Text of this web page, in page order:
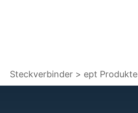
Steckverbinder ept Produkte